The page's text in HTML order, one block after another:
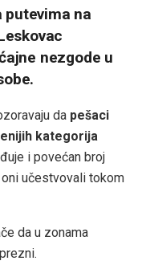
putevima na
nezgode u
da pešaci
kategorija
i povećan broj
učestvovali tokom
da u zonama